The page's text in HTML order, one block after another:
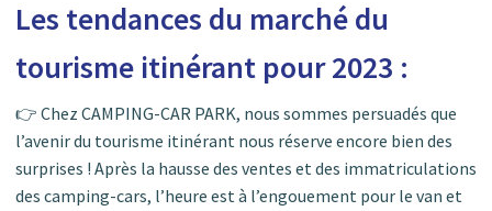
Les tendances du marché du
tourisme itinérant pour 2023 :
👉 Chez CAMPING-CAR PARK, nous sommes persuadés que
l’avenir du tourisme itinérant nous réserve encore bien des
surprises ! Après la hausse des ventes et des immatriculations
des camping-cars, l’heure est à l’engouement pour le van et